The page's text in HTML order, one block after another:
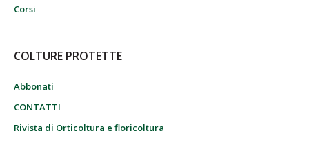
Corsi
COLTURE PROTETTE
Abbonati
CONTATTI
Rivista di Orticoltura e floricoltura